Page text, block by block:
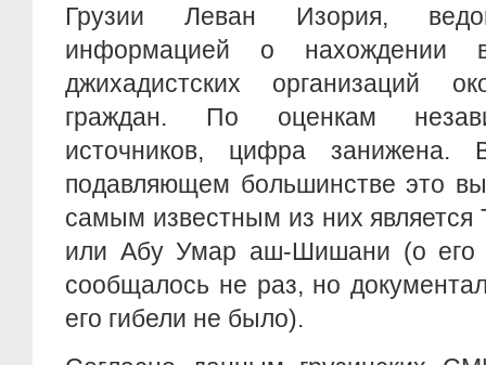
Грузии Леван Изория,
информацией о
джихадистских организаций
граждан. По оценкам
источников, цифра
подавляющем большинстве это
самым известным из них
или Абу Умар аш-Шишани (о его
сообщалось не раз, но
его гибели не было).